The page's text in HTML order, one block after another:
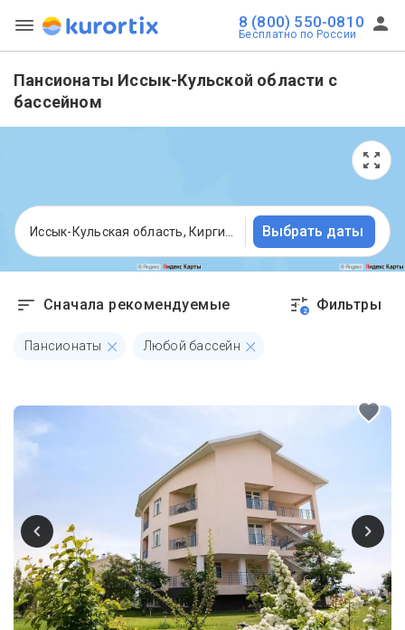
8 (800) 550-0810
Бесплатно по России
Пансионаты Иссык-Кульской области с
бассейном
Выбрать даты
Сначала рекомендуемые 2 Фильтры
Пансионаты Любой бассейн